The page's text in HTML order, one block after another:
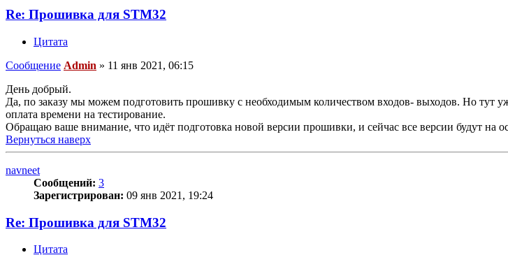
Re: Прошивка для STM32
Цитата
Сообщение Admin » 11 янв 2021, 06:15
День добрый.
Да, по заказу мы можем подготовить прошивку с необходимым количеством входов- выходов. Но тут
оплата времени на тестирование.
Обращаю ваше внимание, что идёт подготовка новой версии прошивки, и сейчас все версии будут на
Вернуться наверх
navneet
Сообщений: 3
Зарегистрирован: 09 янв 2021, 19:24
Re: Прошивка для STM32
Цитата